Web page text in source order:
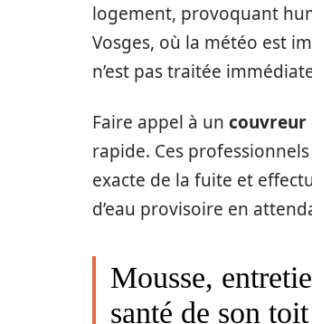
logement, provoquant
Vosges, où la météo est
n’est pas traitée
Faire appel à un couvreur
rapide. Ces
exacte de la fuite et
d’eau provisoire en
Mousse,
santé de son toit